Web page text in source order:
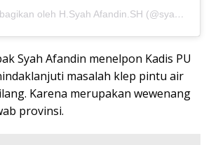
Sebuah kiriman dibagikan oleh H.Syah Afandin.SH (@syah_afandin)
Syah Afandin menelpon Kadis PU
masalah klep pintu air
Karena merupakan wewenang
provinsi.